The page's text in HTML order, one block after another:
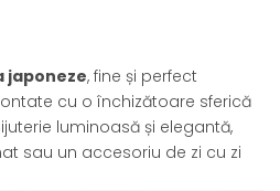
japoneze, fine și perfect
cu o închizătoare sferică
luminoasă și elegantă,
sau un accesoriu de zi cu zi